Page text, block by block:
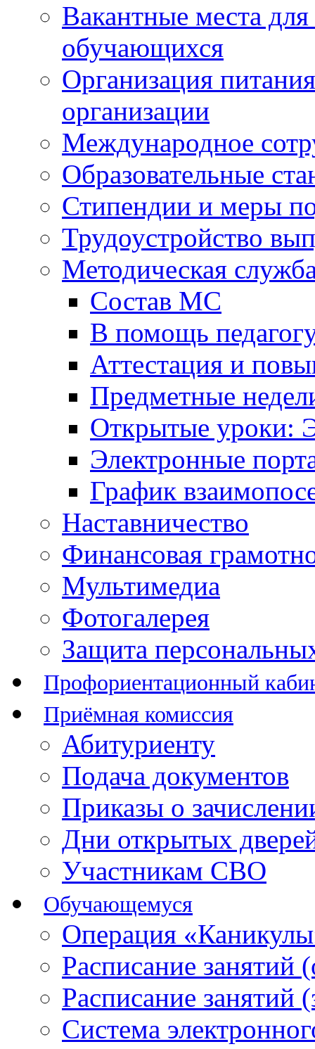
Вакантные места
обучающихся
Организация
организации
Международное
Образовательные
Стипендии и меры
Трудоустройство
Методическая
Состав МС
В помощь
Аттестация и
Предметные
Открытые уроки:
Электронные
График
Наставничество
Финансовая
Мультимедиа
Фотогалерея
Защита
Профориентационный
Приёмная комиссия
Абитуриенту
Подача документов
Приказы о
Дни открытых
Участникам СВО
Обучающемуся
Операция
Расписание занятий
Расписание занятий
Система